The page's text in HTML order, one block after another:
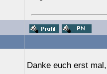
Danke euch erst